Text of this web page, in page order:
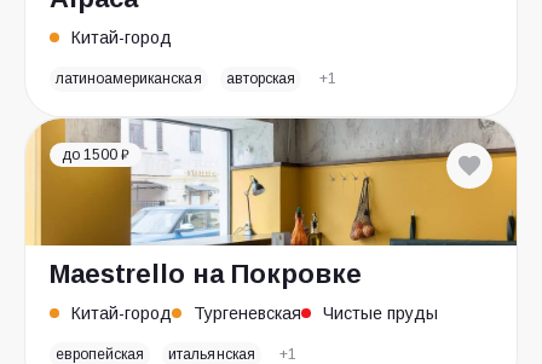
Китай-город
латиноамериканская авторская +1
до 1500 ₽
Maestrello на Покровке
Китай-город Тургеневская Чистые пруды
европейская итальянская +1